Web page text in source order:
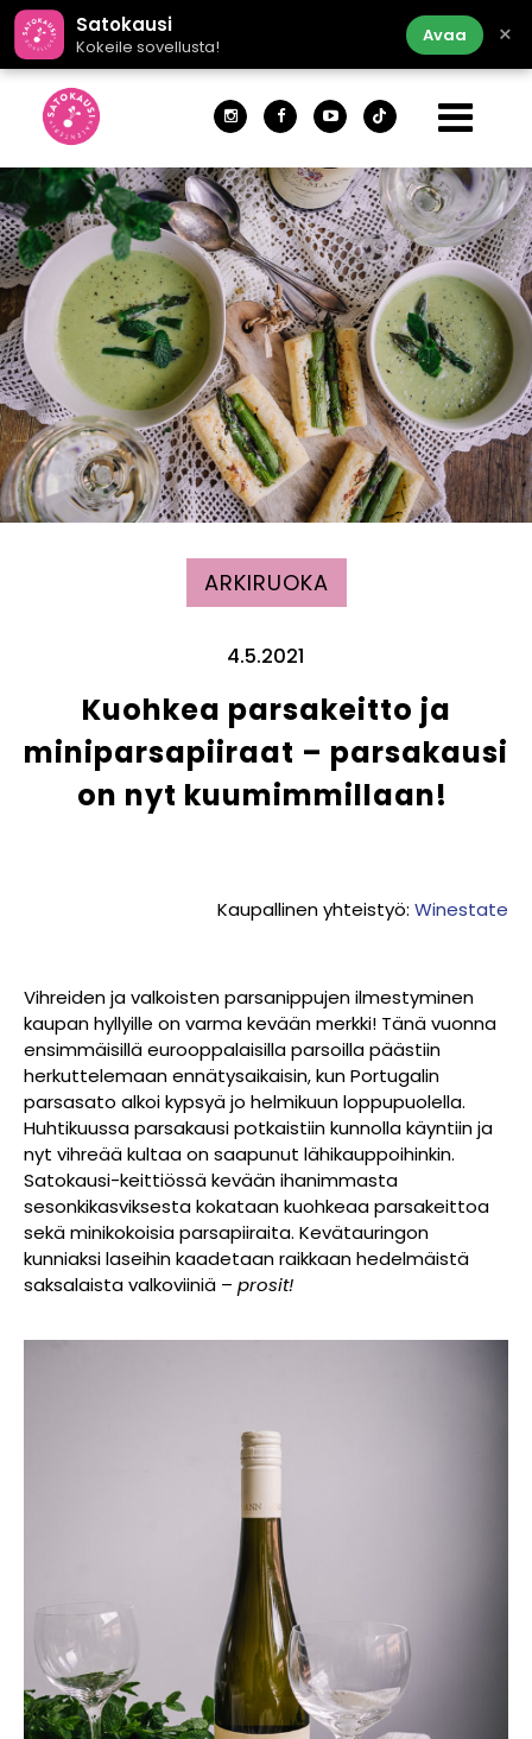
Satokausi
Kokeile sovellusta!
Avaa ×
ARKIRUOKA
4.5.2021
Kuohkea parsakeitto ja
miniparsapiiraat – parsakausi
on nyt kuumimmillaan!
Kaupallinen yhteistyö: Winestate
Vihreiden ja valkoisten parsanippujen ilmestyminen
kaupan hyllyille on varma kevään merkki! Tänä vuonna
ensimmäisillä eurooppalaisilla parsoilla päästiin
herkuttelemaan ennätysaikaisin, kun Portugalin
parsasato alkoi kypsyä jo helmikuun loppupuolella.
Huhtikuussa parsakausi potkaistiin kunnolla käyntiin ja
nyt vihreää kultaa on saapunut lähikauppoihinkin.
Satokausi-keittiössä kevään ihanimmasta
sesonkikasviksesta kokataan kuohkeaa parsakeittoa
sekä minikokoisia parsapiiraita. Kevätauringon
kunniaksi laseihin kaadetaan raikkaan hedelmäistä
saksalaista valkoviiniä – prosit!